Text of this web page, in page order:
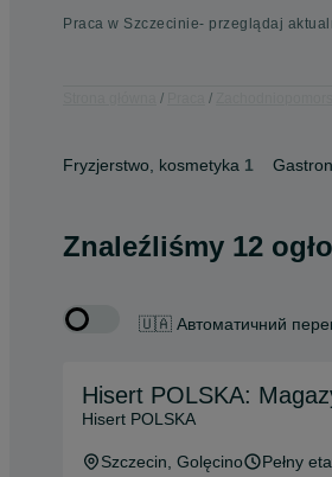
Praca w Szczecinie- przeglądaj
Fryzjerstwo, kosmetyka 1
Znaleźliśmy 12
🇺🇦 Автоматичний
Hisert POLSKA:
Hisert POLSKA
Szczecin , Golęcino Pełny